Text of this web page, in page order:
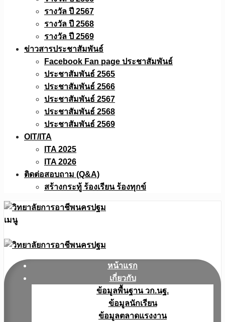
รางวัล ปี 2567
รางวัล ปี 2568
รางวัล ปี 2569
ข่าวสารประชาสัมพันธ์
Facebook Fan page ประชาสัมพันธ์
ประชาสัมพันธ์ 2565
ประชาสัมพันธ์ 2566
ประชาสัมพันธ์ 2567
ประชาสัมพันธ์ 2568
ประชาสัมพันธ์ 2569
OIT/ITA
ITA 2025
ITA 2026
ติดต่อสอบถาม (Q&A)
สร้างกระทู้ ร้องเรียน ร้องทุกข์
เมนู
หน้าแรก
เกี่ยวกับ
ข้อมูลพื้นฐาน วก.นฐ.
ข้อมูลนักเรียน
ข้อมูลตลาดแรงงาน